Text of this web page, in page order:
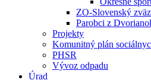
ZO-Slovenský
Parobci z
Projekty
Komunitný plán
PHSR
Vývoz odpadu
Úrad